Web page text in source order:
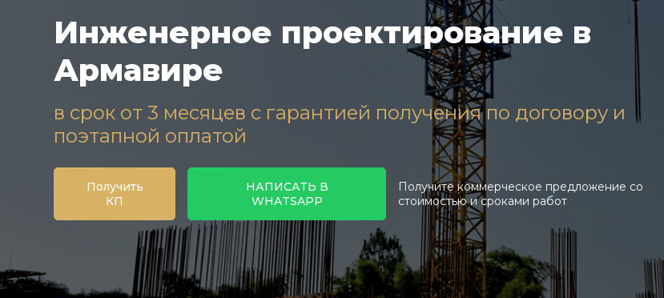
Инженерное проектирование в
Армавире
в срок от 3 месяцев с гарантией получения по договору и
поэтапной оплатой
Получить
КП
НАПИСАТЬ В
WHATSAPP
Получите коммерческое предложение со
стоимостью и сроками работ